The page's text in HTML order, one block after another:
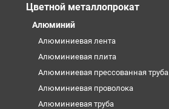
Цветной металлопрокат
Алюминий
Алюминиевая лента
Алюминиевая плита
Алюминиевая прессованная труба
Алюминиевая проволока
Алюминиевая труба